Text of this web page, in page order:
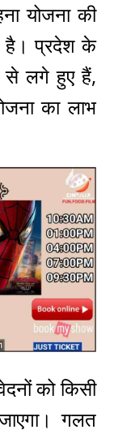
योजना की
है। प्रदेश के
से लगे हुए हैं,
का लाभ
को किसी
गलत